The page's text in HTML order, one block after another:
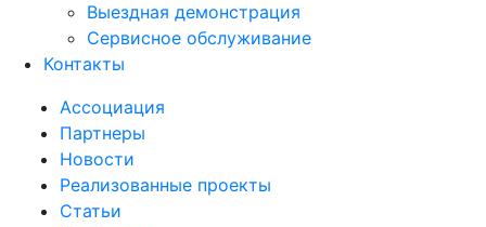
Выездная демонстрация
Сервисное обслуживание
Контакты
Ассоциация
Партнеры
Новости
Реализованные проекты
Статьи